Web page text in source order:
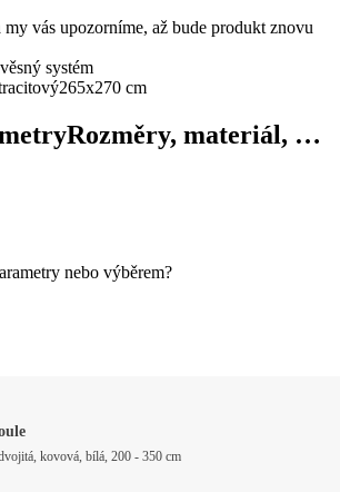
vás upozorníme, až bude produkt znovu
systém
265x270 cm
Rozměry, materiál, …
nebo výběrem?
kovová, bílá, 200 - 350 cm